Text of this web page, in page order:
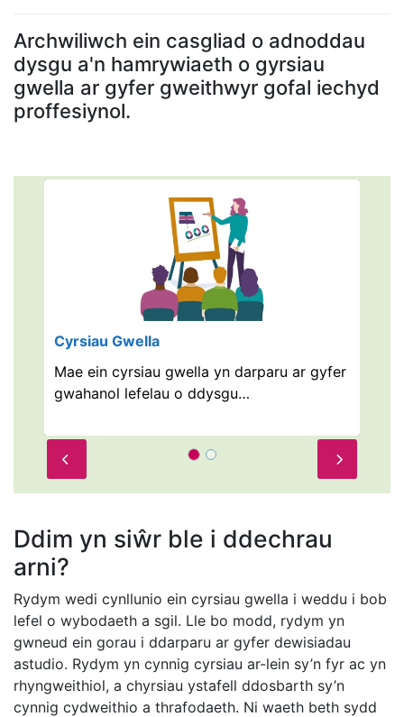
Archwiliwch ein casgliad o adnoddau
dysgu a'n hamrywiaeth o gyrsiau
gwella ar gyfer gweithwyr gofal iechyd
proffesiynol.
Cyrsiau Gwella
Mae ein cyrsiau gwella yn darparu ar gyfer
gwahanol lefelau o ddysgu…
Prev Next
Ddim yn siŵr ble i ddechrau
arni?
Rydym wedi cynllunio ein cyrsiau gwella i weddu i bob
lefel o wybodaeth a sgil. Lle bo modd, rydym yn
gwneud ein gorau i ddarparu ar gyfer dewisiadau
astudio. Rydym yn cynnig cyrsiau ar-lein sy’n fyr ac yn
rhyngweithiol, a chyrsiau ystafell ddosbarth sy’n
cynnig cydweithio a thrafodaeth. Ni waeth beth sydd